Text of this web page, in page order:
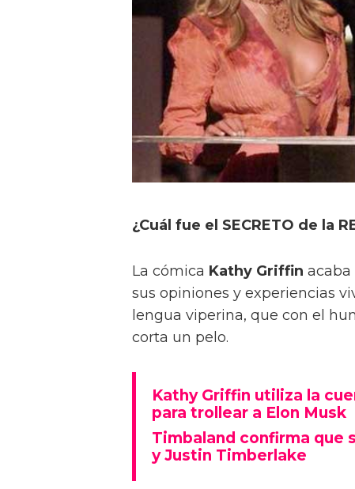
¿Cuál fue el SECRETO de la
La cómica Kathy Griffin
sus opiniones y experiencias
lengua viperina, que con el
corta un pelo.
Kathy Griffin utiliza la
para trollear a Elon Musk
Timbaland confirma que
y Justin Timberlake